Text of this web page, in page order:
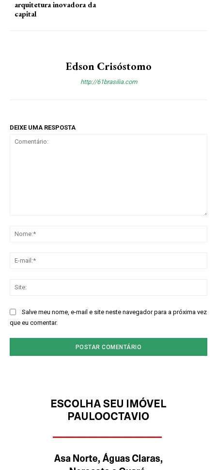
arquitetura inovadora da
capital
Edson Crisóstomo
http://61brasilia.com
DEIXE UMA RESPOSTA
Salve meu nome, e-mail e site neste navegador para a próxima vez
que eu comentar.